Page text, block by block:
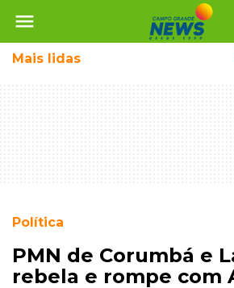
menu
Mais lidas
Política
PMN de Corumbá e
rebela e rompe com